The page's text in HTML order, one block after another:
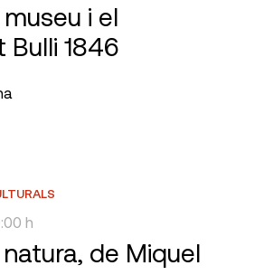
i el
Bulli 1846
h
de Miquel